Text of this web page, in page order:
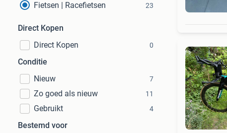
Fietsen | Racefietsen
23
Direct Kopen
Direct Kopen
0
Conditie
Nieuw
7
Zo goed als nieuw 11
Gebruikt 4
Bestemd voor